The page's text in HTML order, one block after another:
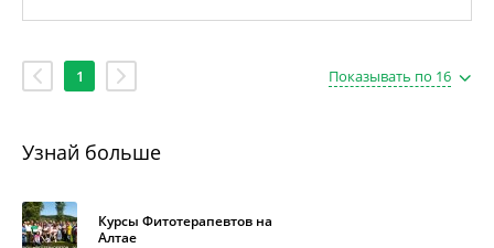
1 Показывать по 16
Узнай больше
Курсы Фитотерапевтов на
Алтае